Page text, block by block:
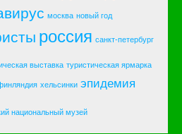
москва новый год
россия санкт-петербург
выставка туристическая ярмарка
хельсинки эпидемия
национальный музей